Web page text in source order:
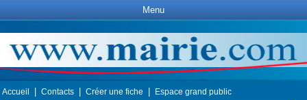
Menu
Accueil Contacts Créer une fiche Espace grand public